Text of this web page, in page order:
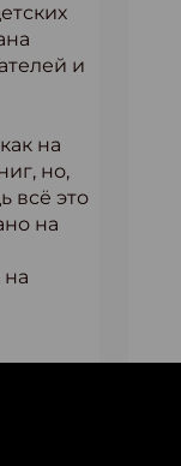
и
на
но,
всё это
на